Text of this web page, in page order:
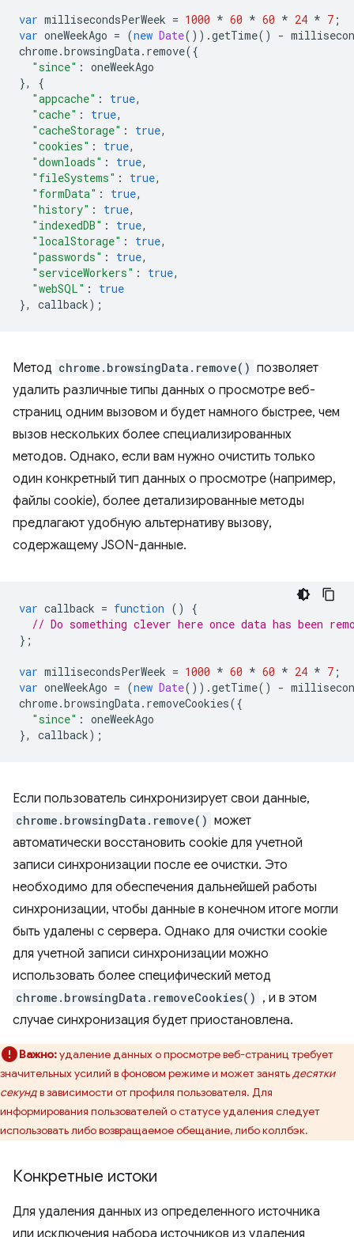
var millisecondsPerWeek = 1000 * 60 * 60 * 24 * 7 ;
var oneWeekAgo = (new Date()).getTime() -
chrome.browsingData. remove({
"since" : oneWeekAgo
},
{
"appcache" : true,
"cache" : true,
"cacheStorage" : true,
"cookies" : true,
"downloads" : true,
"fileSystems" : true,
"formData" : true,
"history" : true,
"indexedDB" : true,
"localStorage" : true,
"passwords" : true,
"serviceWorkers" : true,
"webSQL" :
true
},
callback);
Метод chrome.browsingData.remove() позволяет
удалить различные типы данных о просмотре веб-
страниц одним вызовом и будет намного быстрее, чем
вызов нескольких более специализированных
методов. Однако, если вам нужно очистить только
один конкретный тип данных о просмотре (например,
файлы cookie), более детализированные методы
предлагают удобную альтернативу вызову,
содержащему JSON-данные.
var callback = function ()
{
// Do something clever here once data has been
};
var millisecondsPerWeek = 1000 * 60 * 60 * 24 * 7 ;
var oneWeekAgo = (new Date()).getTime() -
chrome.browsingData. removeCookies({
"since" : oneWeekAgo
},
callback);
Если пользователь синхронизирует свои данные,
chrome.browsingData.remove() может
автоматически восстановить cookie для учетной
записи синхронизации после ее очистки. Это
необходимо для обеспечения дальнейшей работы
синхронизации, чтобы данные в конечном итоге могли
быть удалены с сервера. Однако для очистки cookie
для учетной записи синхронизации можно
использовать более специфический метод
chrome.browsingData.removeCookies() , и в этом
случае синхронизация будет приостановлена.
Важно:удаление данных о просмотре веб-страниц требует
значительных усилий в фоновом режиме и может занятьдесятки
секундв зависимости от профиля пользователя. Для
информирования пользователей о статусе удаления следует
использовать либо возвращаемое обещание, либо коллбэк.
Конкретные истоки
Для удаления данных из определенного источника
или исключения набора источников из удаления